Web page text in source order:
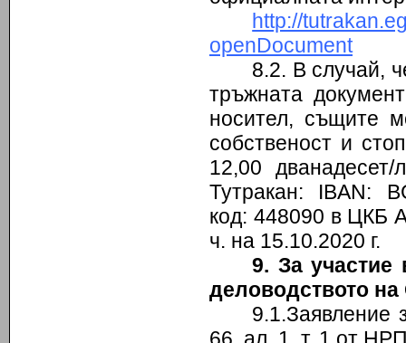
http://
openDocument
8.2. В случай,
тръжната
носител, същите
собственост и
12,00
Тутракан: IBAN:
код: 448090 в ЦКБ
ч. на 15.10.2020 г.
9. За участие
деловодството